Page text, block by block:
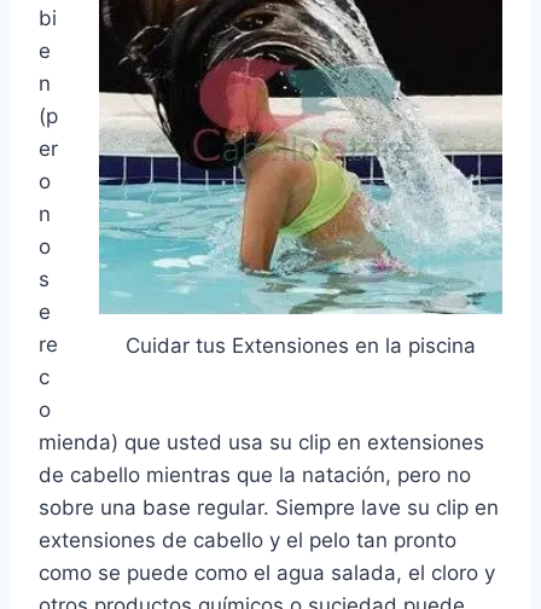
Cuidar tus Extensiones en la piscina
bi
e
n
(p
er
o
n
o
s
e
re
c
o
mienda) que usted usa su clip en extensiones
de cabello mientras que la natación, pero no
sobre una base regular. Siempre lave su clip en
extensiones de cabello y el pelo tan pronto
como se puede como el agua salada, el cloro y